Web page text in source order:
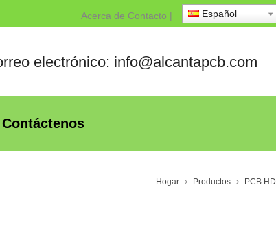
Acerca de Contacto | Español
electrónico: info@alcantapcb.com
Contáctenos
Hogar Productos PCB HDI